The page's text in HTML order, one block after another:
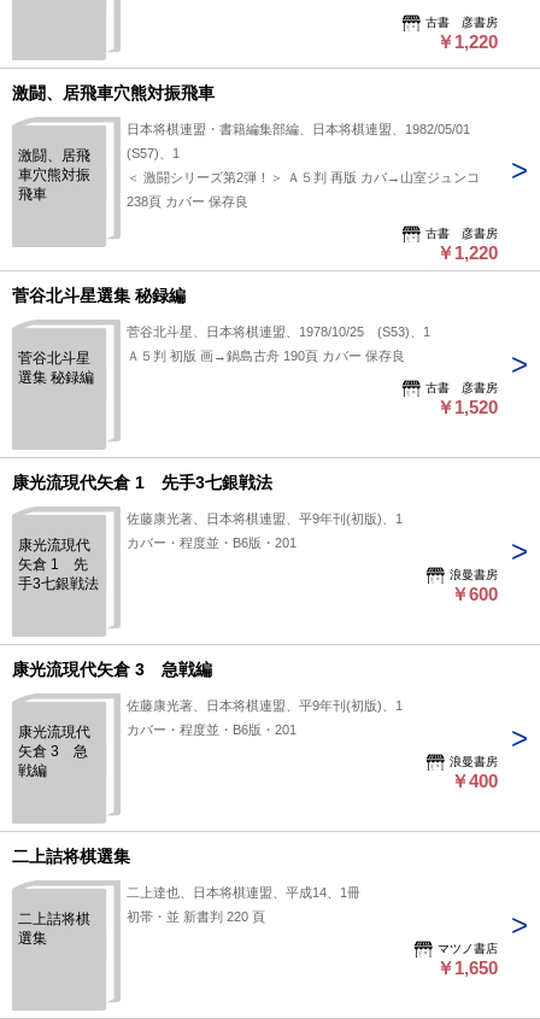
古書 彦書房
￥1,220
激闘、居飛車穴熊対振飛車
激闘、居飛
車穴熊対振
飛車
日本将棋連盟・書籍編集部編、日本将棋連盟、1982/05/01
(S57)、1
＜ 激闘シリーズ第2弾！＞ Ａ５判 再版 カバ→山室ジュンコ
238頁 カバー 保存良
古書 彦書房
￥1,220
菅谷北斗星選集 秘録編
菅谷北斗星
選集 秘録編
菅谷北斗星、日本将棋連盟、1978/10/25 (S53)、1
Ａ５判 初版 画→鍋島古舟 190頁 カバー 保存良
古書 彦書房
￥1,520
康光流現代矢倉 1 先手3七銀戦法
康光流現代
矢倉 1 先
手3七銀戦法
佐藤康光著、日本将棋連盟、平9年刊(初版)、1
カバー・程度並・B6版・201
浪曼書房
￥600
康光流現代矢倉 3 急戦編
康光流現代
矢倉 3 急
戦編
佐藤康光著、日本将棋連盟、平9年刊(初版)、1
カバー・程度並・B6版・201
浪曼書房
￥400
二上詰将棋選集
二上詰将棋
選集
二上達也、日本将棋連盟、平成14、1冊
初帯・並 新書判 220 頁
マツノ書店
￥1,650